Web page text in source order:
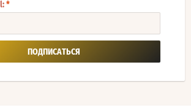
*
ПОДПИСАТЬСЯ